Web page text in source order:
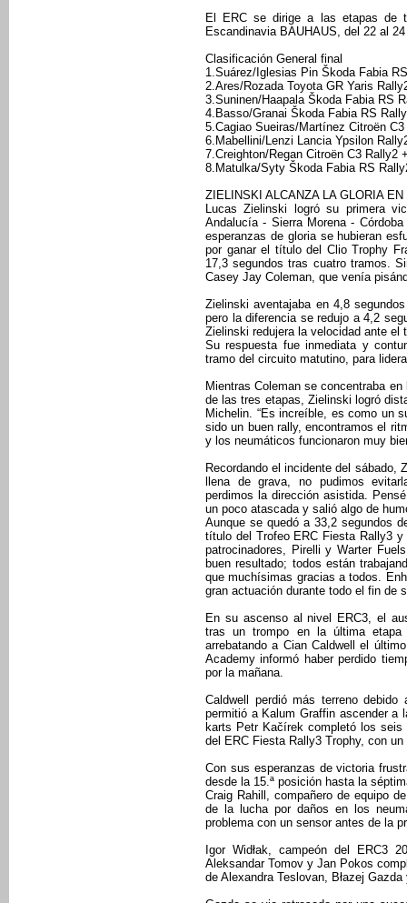
El ERC se dirige a las etapas de
Escandinavia BAUHAUS, del 22 al
Clasificación General final
1.Suárez/Iglesias Pin Škoda Fabia
2.Ares/Rozada Toyota GR Yaris
3.Suninen/Haapala Škoda Fabia RS
4.Basso/Granai Škoda Fabia RS
5.Cagiao Sueiras/Martínez Citroën
6.Mabellini/Lenzi Lancia Ypsilon
7.Creighton/Regan Citroën C3 Rally2
8.Matulka/Syty Škoda Fabia RS
ZIELINSKI ALCANZA LA GLORIA EN
Lucas Zielinski logró su primera
Andalucía - Sierra Morena -
esperanzas de gloria se hubieran
por ganar el título del Clio Trophy
17,3 segundos tras cuatro tramos.
Casey Jay Coleman, que venía
Zielinski aventajaba en 4,8
pero la diferencia se redujo a 4,2
Zielinski redujera la velocidad ante el
Su respuesta fue inmediata y
tramo del circuito matutino, para
Mientras Coleman se concentraba
de las tres etapas, Zielinski logró
Michelin. “Es increíble, es como un
sido un buen rally, encontramos el
y los neumáticos funcionaron muy
Recordando el incidente del sábado,
llena de grava, no pudimos
perdimos la dirección asistida.
un poco atascada y salió algo de
Aunque se quedó a 33,2 segundos
título del Trofeo ERC Fiesta Rally3
patrocinadores, Pirelli y Warter
buen resultado; todos están
que muchísimas gracias a todos.
gran actuación durante todo el fin de
En su ascenso al nivel ERC3, el
tras un trompo en la última etapa
arrebatando a Cian Caldwell el
Academy informó haber perdido
por la mañana.
Caldwell perdió más terreno
permitió a Kalum Graffin ascender a
karts Petr Kačírek completó los seis
del ERC Fiesta Rally3 Trophy, con
Con sus esperanzas de victoria
desde la 15.ª posición hasta la
Craig Rahill, compañero de equipo
de la lucha por daños en los
problema con un sensor antes de la
Igor Widłak, campeón del ERC3
Aleksandar Tomov y Jan Pokos
de Alexandra Teslovan, Błazej